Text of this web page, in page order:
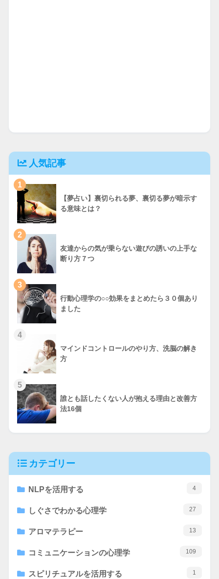
人気記事
1
【夢占い】裏切られる夢、裏切る夢が暗示す
る意味とは？
2
友達からの気が乗らない遊びの誘いの上手な
断り方７つ
3
行動心理学の○○効果をまとめたら３０個あり
ました
4
マインドコントロールのやり方、洗脳の解き
方
5
誰とも話したくない人が抱える理由と改善方
法16個
カテゴリー
NLPを活用する 4
しぐさでわかる心理学 27
アロマテラピー 13
コミュニケーションの心理学 109
スピリチュアルを活用する 1